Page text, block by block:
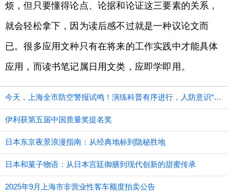
烦，但只要懂得论点、论据和论证这三要素的关系，
就会轻松拿下，因为读后感不过就是一种议论文而
已。很多应用文种只有在将来的工作实践中才能具体
应用，而读书笔记属日用文类，应即学即用。
今天，上海全市防空警报试鸣！演练科普有序进行，人防意识“声入人心”
伊利获第五届中国质量奖提名奖
日本东京夜景浪漫指南：从经典地标到隐秘胜地
日本和菓子物语：从日本宫廷御膳到现代创新的甜蜜传承
2025年9月上海市非营业性客车额度拍卖公告